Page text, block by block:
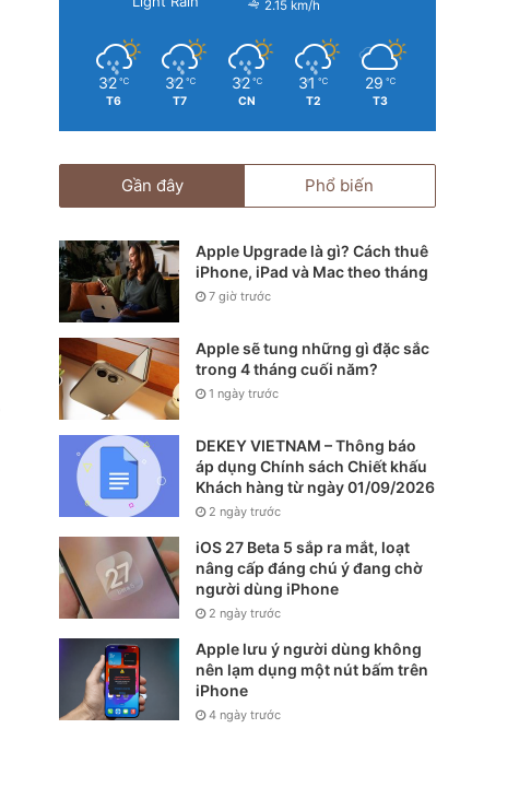
2.15 km/h
32 ℃
T6
32 ℃
T7
32 ℃
CN
31 ℃
T2
29 ℃
T3
Gần đây Phổ biến
Apple Upgrade là gì? Cách thuê
iPhone, iPad và Mac theo tháng
7 giờ trước
Apple sẽ tung những gì đặc sắc
trong 4 tháng cuối năm?
1 ngày trước
DEKEY VIETNAM – Thông báo
áp dụng Chính sách Chiết khấu
Khách hàng từ ngày 01/09/2026
2 ngày trước
iOS 27 Beta 5 sắp ra mắt, loạt
nâng cấp đáng chú ý đang chờ
người dùng iPhone
2 ngày trước
Apple lưu ý người dùng không
nên lạm dụng một nút bấm trên
iPhone
4 ngày trước